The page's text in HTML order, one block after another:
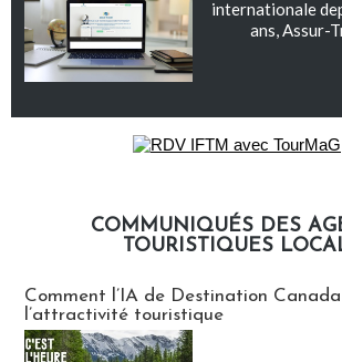
internationale
ans, Assur-
COMMUNIQUÉS DES
TOURISTIQUES
Comment l’IA de Destination
l’attractivité touristique